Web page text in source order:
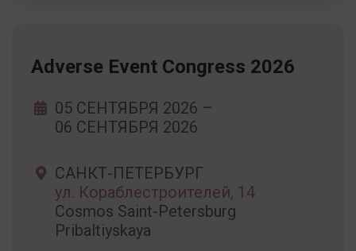
Adverse Event Congress 2026
05 СЕНТЯБРЯ 2026 –
06 СЕНТЯБРЯ 2026
САНКТ-ПЕТЕРБУРГ
ул. Кораблестроителей, 14
Cosmos Saint-Petersburg
Pribaltiyskaya